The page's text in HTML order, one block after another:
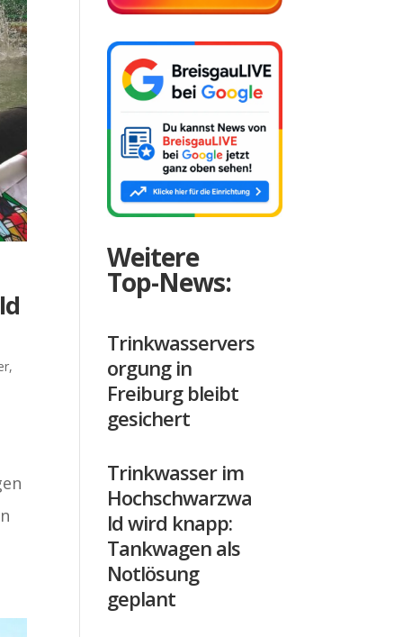
,
Weitere
Top-News:
Trinkwasservers
orgung in
Freiburg bleibt
gesichert
Trinkwasser im
Hochschwarzwa
ld wird knapp:
Tankwagen als
Notlösung
geplant